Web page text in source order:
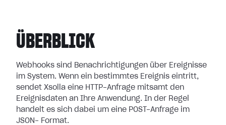
ÜBERBLICK
Webhooks sind Benachrichtigungen über Ereignisse
im System. Wenn ein bestimmtes Ereignis eintritt,
sendet Xsolla eine HTTP-Anfrage mitsamt den
Ereignisdaten an Ihre Anwendung. In der Regel
handelt es sich dabei um eine POST-Anfrage im
JSON- Format.